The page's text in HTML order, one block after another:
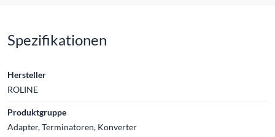
Spezifikationen
Hersteller
ROLINE
Produktgruppe
Adapter, Terminatoren, Konverter